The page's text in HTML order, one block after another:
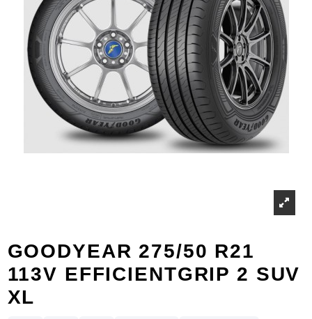
GOODYEAR 275/50 R21
113V EFFICIENTGRIP 2 SUV
XL